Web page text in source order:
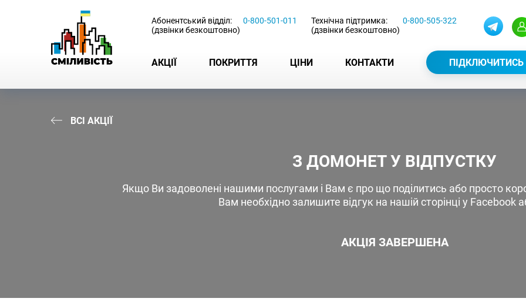
Абонентський відділ:
(дзвінки безкоштовно)
0-800-501-011
Технічна підтримка:
(дзвінки безкоштовно)
0-800-505-322
АКЦІЇ ПОКРИТТЯ ЦІНИ КОНТАКТИ ПІДКЛЮЧИТИСЬ
ВСІ АКЦІЇ
З ДОМОНЕТ У ВІДПУСТКУ
Якщо Ви задоволені нашими послугами і Вам є про що поділитись або просто
Вам необхідно залишите відгук на нашій сторінці у Facebook
АКЦІЯ ЗАВЕРШЕНА